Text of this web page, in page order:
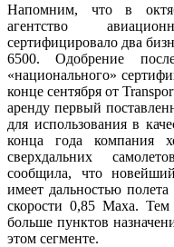
Напомним, что в
агентство
сертифицировало два
6500. Одобрение
«национального»
конце сентября от
аренду первый
для использования в
конца года компания
сверхдальних
сообщила, что
имеет дальностью
скорости 0,85 Маха.
больше пунктов
этом сегменте.